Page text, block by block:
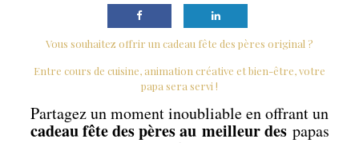
Vous souhaitez offrir un cadeau fête des pères original ?
Entre cours de cuisine, animation créative et bien-être, votre
papa sera servi !
Partagez un moment inoubliable en offrant un
cadeau fête des pères au meilleur despapas